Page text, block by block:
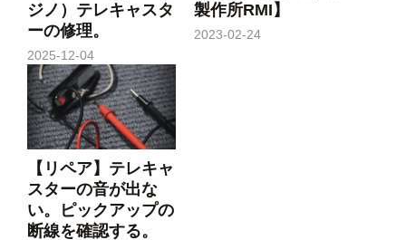
ジノ）テレキャスタ
ーの修理。
2025-12-04
製作所RMI】
2023-02-24
【リペア】テレキャ
スターの音が出な
い。ピックアップの
断線を確認する。